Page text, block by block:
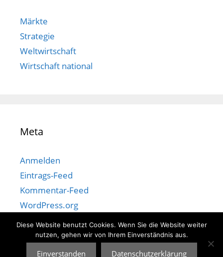
Märkte
Strategie
Weltwirtschaft
Wirtschaft national
Meta
Anmelden
Eintrags-Feed
Kommentar-Feed
WordPress.org
Diese Website benutzt Cookies. Wenn Sie die Website weiter
nutzen, gehen wir von Ihrem Einverständnis aus.
Einverstanden Datenschutzerklärung